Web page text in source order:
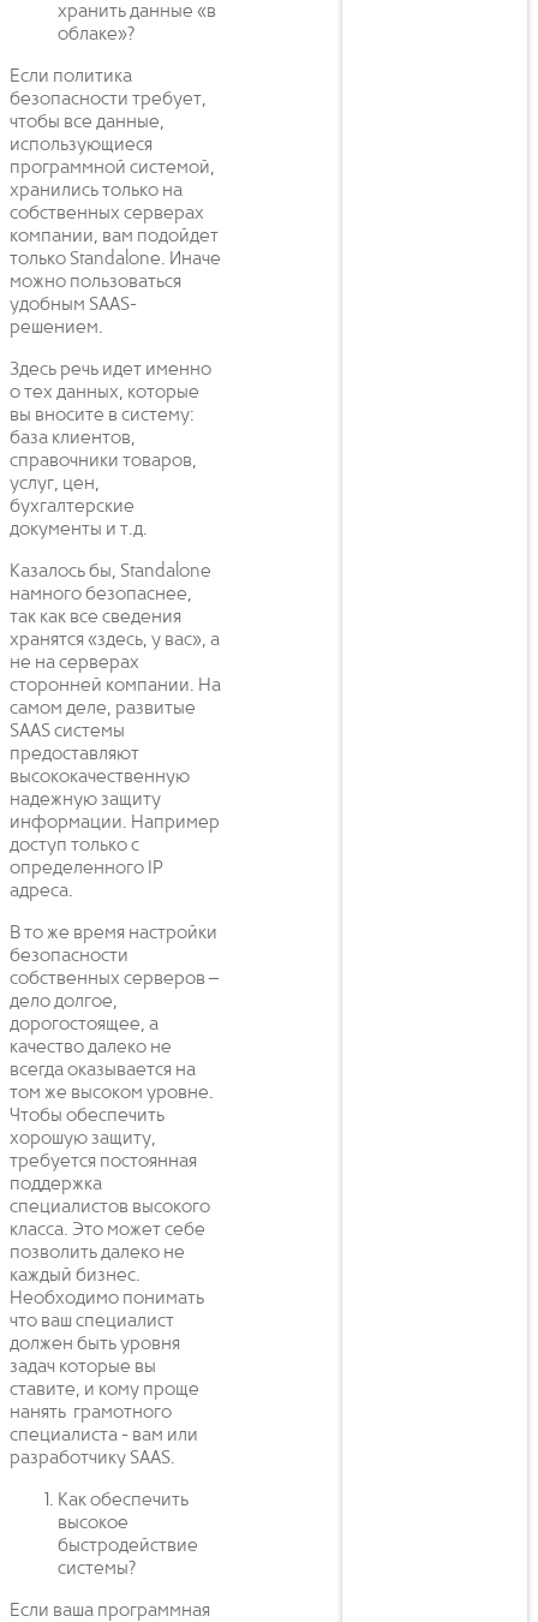
хранить данные «в
облаке»?
Если политика
безопасности требует,
чтобы все данные,
использующиеся
программной системой,
хранились только на
собственных серверах
компании, вам подойдет
только Standalone. Иначе
можно пользоваться
удобным SAAS-
решением.
Здесь речь идет именно
о тех данных, которые
вы вносите в систему:
база клиентов,
справочники товаров,
услуг, цен,
бухгалтерские
документы и т.д.
Казалось бы, Standalone
намного безопаснее,
так как все сведения
хранятся «здесь, у вас», а
не на серверах
сторонней компании. На
самом деле, развитые
SAAS системы
предоставляют
высококачественную
надежную защиту
информации. Например
доступ только с
определенного IP
адреса.
В то же время настройки
безопасности
собственных серверов –
дело долгое,
дорогостоящее, а
качество далеко не
всегда оказывается на
том же высоком уровне.
Чтобы обеспечить
хорошую защиту,
требуется постоянная
поддержка
специалистов высокого
класса. Это может себе
позволить далеко не
каждый бизнес.
Необходимо понимать
что ваш специалист
должен быть уровня
задач которые вы
ставите, и кому проще
нанять грамотного
специалиста - вам или
разработчику SAAS.
Как обеспечить
высокое
быстродействие
системы?
Если ваша программная